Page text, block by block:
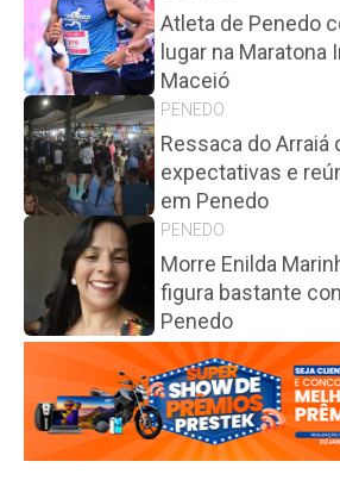
Atleta de Penedo
lugar na Maratona
Maceió
PENEDO
Ressaca do Arraiá
expectativas e
em Penedo
PENEDO
Morre Enilda
figura bastante
Penedo